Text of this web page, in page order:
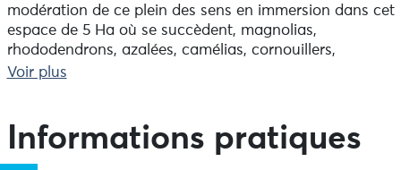
modération de ce plein des sens en immersion dans cet
espace de 5 Ha où se succèdent, magnolias,
rhododendrons, azalées, camélias, cornouillers,
hydrangeas, arbres et arbustes rares.
plaisir de répondre à vos questions.
Voir plus
Informations pratiques